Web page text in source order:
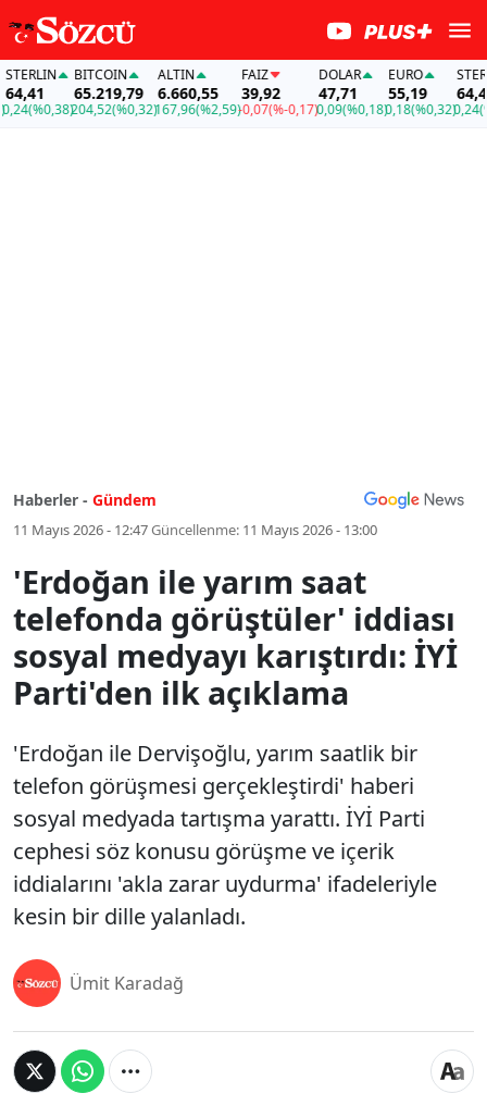
(%0,38)
BITCOIN
65.219,79
204,52(%0,32)
ALTIN
6.660,55
167,96(%2,59)
FAİZ
39,92
-0,07(%-0,17)
DOLAR
47,71
0,09(%0,18)
EURO
55,19
0,18(%0,32)
STERLIN
64,41
0,24
Haberler - Gündem
11 Mayıs 2026 - 12:47Güncellenme: 11 Mayıs 2026 - 13:00
'Erdoğan ile yarım saat
telefonda görüştüler' iddiası
sosyal medyayı karıştırdı: İYİ
Parti'den ilk açıklama
'Erdoğan ile Dervişoğlu, yarım saatlik bir
telefon görüşmesi gerçekleştirdi' haberi
sosyal medyada tartışma yarattı. İYİ Parti
cephesi söz konusu görüşme ve içerik
iddialarını 'akla zarar uydurma' ifadeleriyle
kesin bir dille yalanladı.
Ümit Karadağ